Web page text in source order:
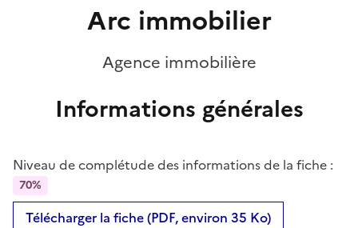
Arc immobilier
Agence immobilière
Informations générales
Niveau de complétude des informations de la fiche :
70%
Télécharger la fiche (PDF, environ 35 Ko)